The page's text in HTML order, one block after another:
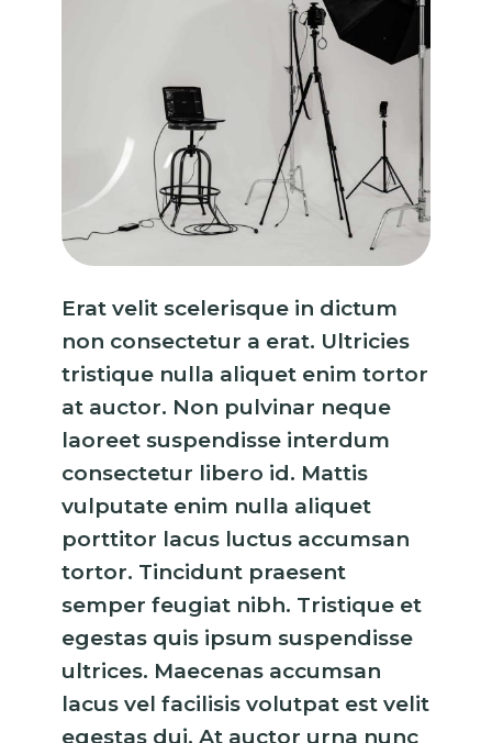
Erat velit scelerisque in dictum
non consectetur a erat. Ultricies
tristique nulla aliquet enim tortor
at auctor. Non pulvinar neque
laoreet suspendisse interdum
consectetur libero id. Mattis
vulputate enim nulla aliquet
porttitor lacus luctus accumsan
tortor. Tincidunt praesent
semper feugiat nibh. Tristique et
egestas quis ipsum suspendisse
ultrices. Maecenas accumsan
lacus vel facilisis volutpat est velit
egestas dui. At auctor urna nunc